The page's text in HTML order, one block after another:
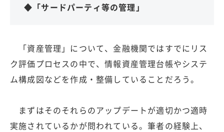
◆「サードパーティ等の管理」
「資産管理」について、金融機関ではすでにリス
ク評価プロセスの中で、情報資産管理台帳やシステ
ム構成図などを作成・整備していることだろう。
まずはそのそれらのアップデートが適切かつ適時
実施されているかが問われている。筆者の経験上、